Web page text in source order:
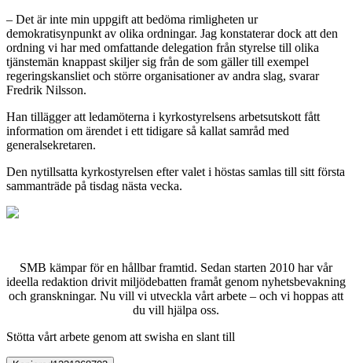
– Det är inte min uppgift att bedöma rimligheten ur
demokratisynpunkt av olika ordningar. Jag konstaterar dock att den
ordning vi har med omfattande delegation från styrelse till olika
tjänstemän knappast skiljer sig från de som gäller till exempel
regeringskansliet och större organisationer av andra slag, svarar
Fredrik Nilsson.
Han tillägger att ledamöterna i kyrkostyrelsens arbetsutskott fått
information om ärendet i ett tidigare så kallat samråd med
generalsekretaren.
Den nytillsatta kyrkostyrelsen efter valet i höstas samlas till sitt första
sammanträde på tisdag nästa vecka.
SMB kämpar för en hållbar framtid. Sedan starten 2010 har vår
ideella redaktion drivit miljödebatten framåt genom nyhetsbevakning
och granskningar. Nu vill vi utveckla vårt arbete – och vi hoppas att
du vill hjälpa oss.
Stötta vårt arbete genom att swisha en slant till